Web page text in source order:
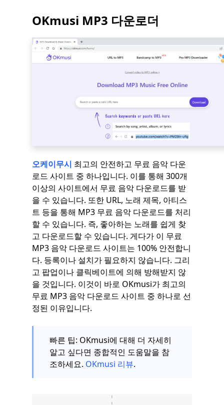
OKmusi MP3 다운로더
오케이무시 최고의 안전하고 무료 음악 다운
로드 사이트 중 하나입니다. 이를 통해 300개
이상의 사이트에서 무료 음악 다운로드를 받
을 수 있습니다. 또한 URL, 노래 제목, 아티스
트 등을 통해 MP3 무료 음악 다운로드를 처리
할 수 있습니다. 즉, 좋아하는 노래를 쉽게 찾
고 다운로드할 수 있습니다. 게다가 이 무료
MP3 음악 다운로드 사이트는 100% 안전합니
다. 등록이나 설치가 필요하지 않습니다. 그리
고 팝업이나 클릭베이트에 의해 방해받지 않
을 것입니다. 이것이 바로 OKmusi가 최고의
무료 MP3 음악 다운로드 사이트 중 하나로 선
정된 이유입니다.
빠른 팁: OKmusi에 대해 더 자세히
알고 싶다면 종합적인 도움말을 참
조하세요. OKmusi 리뷰.